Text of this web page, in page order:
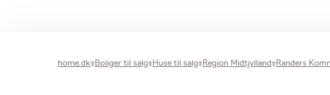
home.dk Boliger til salg Huse til salg Region Midtjylland Randers